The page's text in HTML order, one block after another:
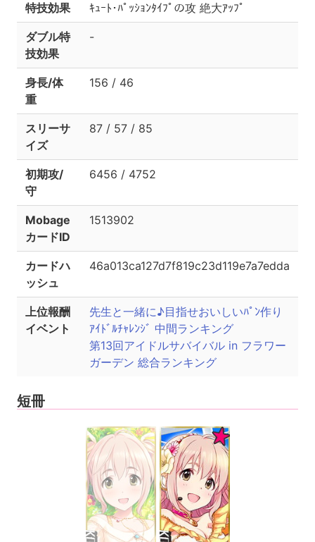
特技効果 ｷｭｰﾄ･ﾊﾟｯｼｮﾝﾀｲﾌﾟの攻 絶大ｱｯﾌﾟ
ダブル特
技効果
-
身長/体
重
156 / 46
スリーサ
イズ
87 / 57 / 85
初期攻/
守
6456 / 4752
Mobage
カードID
1513902
カードハ
ッシュ
46a013ca127d7f819c23d119e7a7edda
上位報酬
イベント
先生と一緒に♪目指せおいしいﾊﾟﾝ作り
ｱｲﾄﾞﾙﾁｬﾚﾝｼﾞ 中間ランキング
第13回アイドルサバイバル in フラワー
ガーデン 総合ランキング
短冊